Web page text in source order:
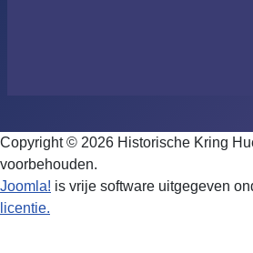
Copyright © 2026 Historische Kring
voorbehouden.
Joomla! is vrije software uitgegeven
licentie.